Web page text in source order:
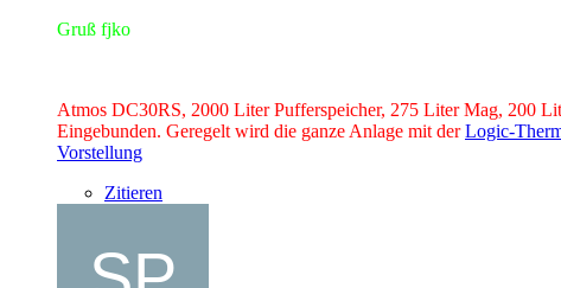
Gruß fjko
Atmos DC30RS, 2000 Liter Pufferspeicher, 275 Liter Mag, 200
Eingebunden. Geregelt wird die ganze Anlage mit derLogic-
Vorstellung
Zitieren